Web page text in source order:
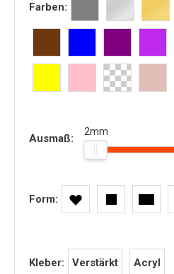
Farben:
Ausmaß:
2mm
Form:
Kleber: Verstärkt Acryl